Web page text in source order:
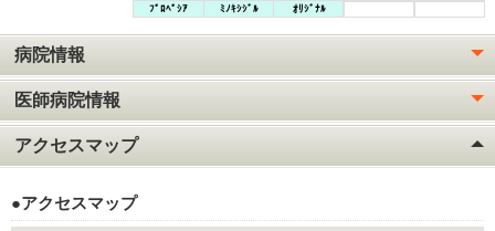
ﾌﾟﾛﾍﾟｼｱ
ﾐﾉｷｼｼﾞﾙ ｵﾘｼﾞﾅﾙ
病院情報
医師病院情報
アクセスマップ
●アクセスマップ